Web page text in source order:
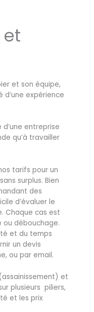
et son équipe,
expérience
d’une entreprise
qu’à travailler
tarifs pour un
surplus. Bien
des
d’évaluer le
Chaque cas est
débouchage.
et du temps
un devis
ou par email.
et
plusieurs piliers,
et les prix